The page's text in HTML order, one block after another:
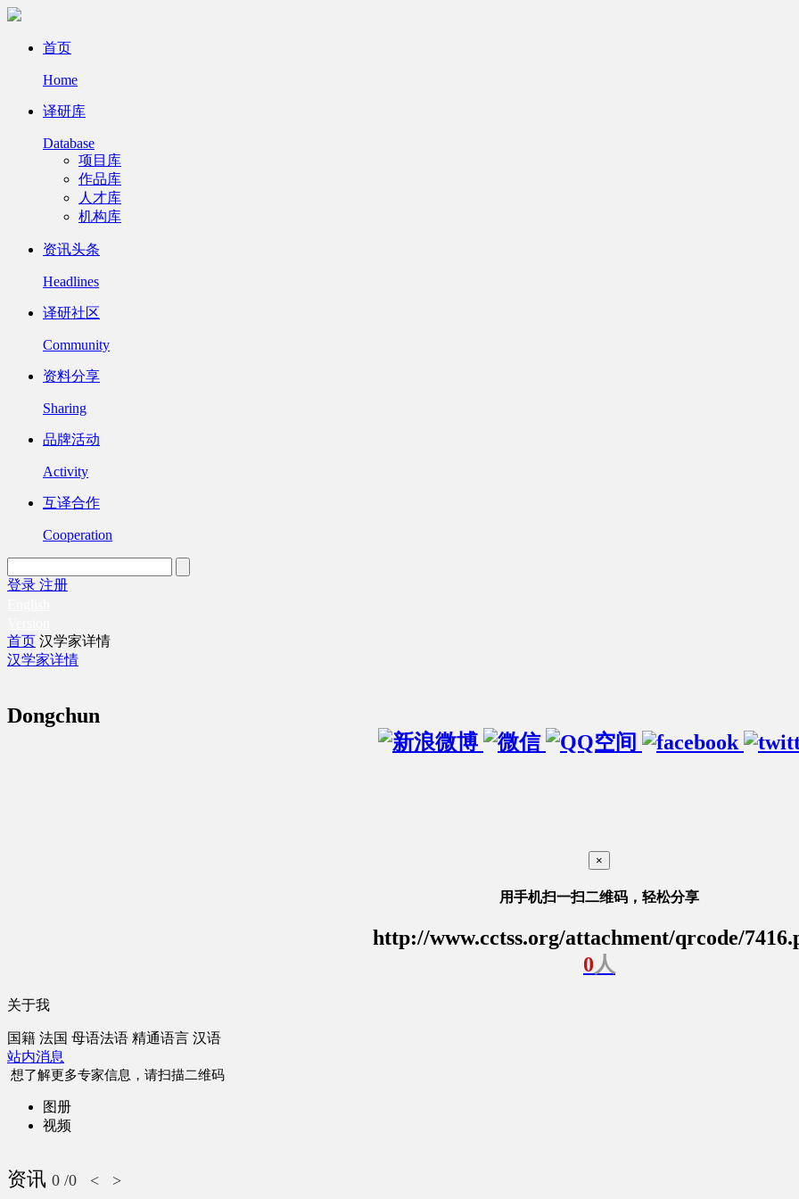
首页
Home
译研库
Database
项目库
作品库
人才库
机构库
资讯头条
Headlines
译研社区
Community
资料分享
Sharing
品牌活动
Activity
互译合作
Cooperation
登录 注册
首页 汉学家详情
汉学家详情
Dongchun
×
用手机扫一扫二维码，轻松分享
http://www.cctss.org/attachment/qrcode/
0人
关于我
国籍 法国 母语法语 精通语言 汉语
站内消息
想了解更多专家信息，请扫描二维码
图册
视频
资讯 0 /0 < >